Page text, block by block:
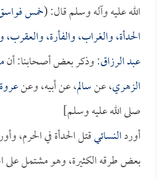
الله عليه وآله وسلم قال: (خمس
الحدأة، والغراب، والفأرة،
عبد الرزاق: وذكر بعض أصحابنا: أن
الزهري، عنسالم، عن أبيه، وعنعروة
صلى الله عليه وسلم]
أوردالنسائيقتل الحدأة في الحرم،
بعض طرقه الكثيرة، وهو مشتمل على